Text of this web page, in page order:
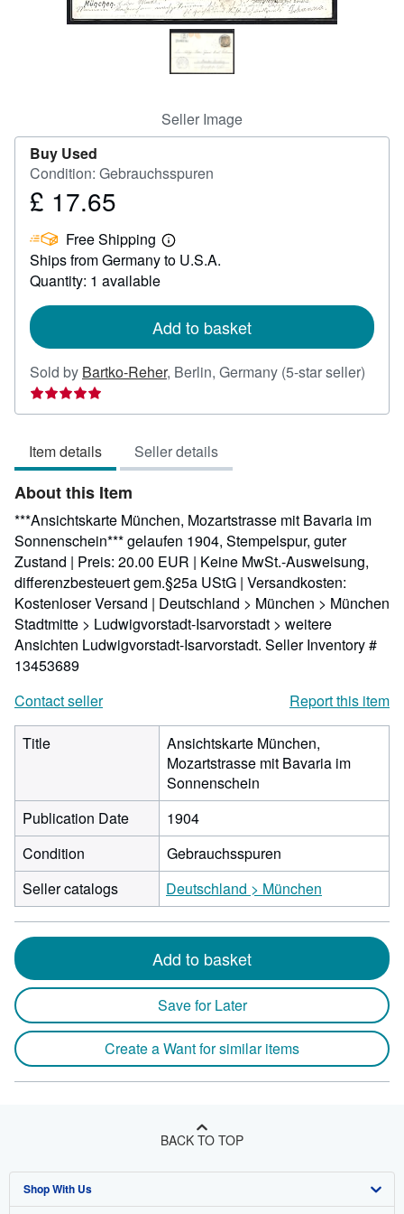
CLOSE
Seller Image
Buy Used
Condition: Gebrauchsspuren
Price
17.65
£ 17.65
Free Shipping
Learn
more
Ships from Germany to U.S.A.
Quantity: 1 available
Add to basket
Sold by Bartko-Reher, Berlin, Germany (5-star seller)
5
Item details Seller details
About this Item
***Ansichtskarte München, Mozartstrasse mit Bavaria im
Sonnenschein*** gelaufen 1904, Stempelspur, guter
Zustand | Preis: 20.00 EUR | Keine MwSt.-Ausweisung,
differenzbesteuert gem.§25a UStG | Versandkosten:
Kostenloser Versand | Deutschland > München > München
Stadtmitte > Ludwigvorstadt-Isarvorstadt > weitere
Ansichten Ludwigvorstadt-Isarvorstadt. Seller Inventory #
13453689
Contact seller
Report this item
Title
Ansichtskarte München,
Mozartstrasse mit Bavaria im
Sonnenschein
Publication Date
1904
Condition
Gebrauchsspuren
Seller catalogs
Deutschland > München
Add to basket
Save for Later
Create a Want for similar items
BACK TO TOP
Shop With Us